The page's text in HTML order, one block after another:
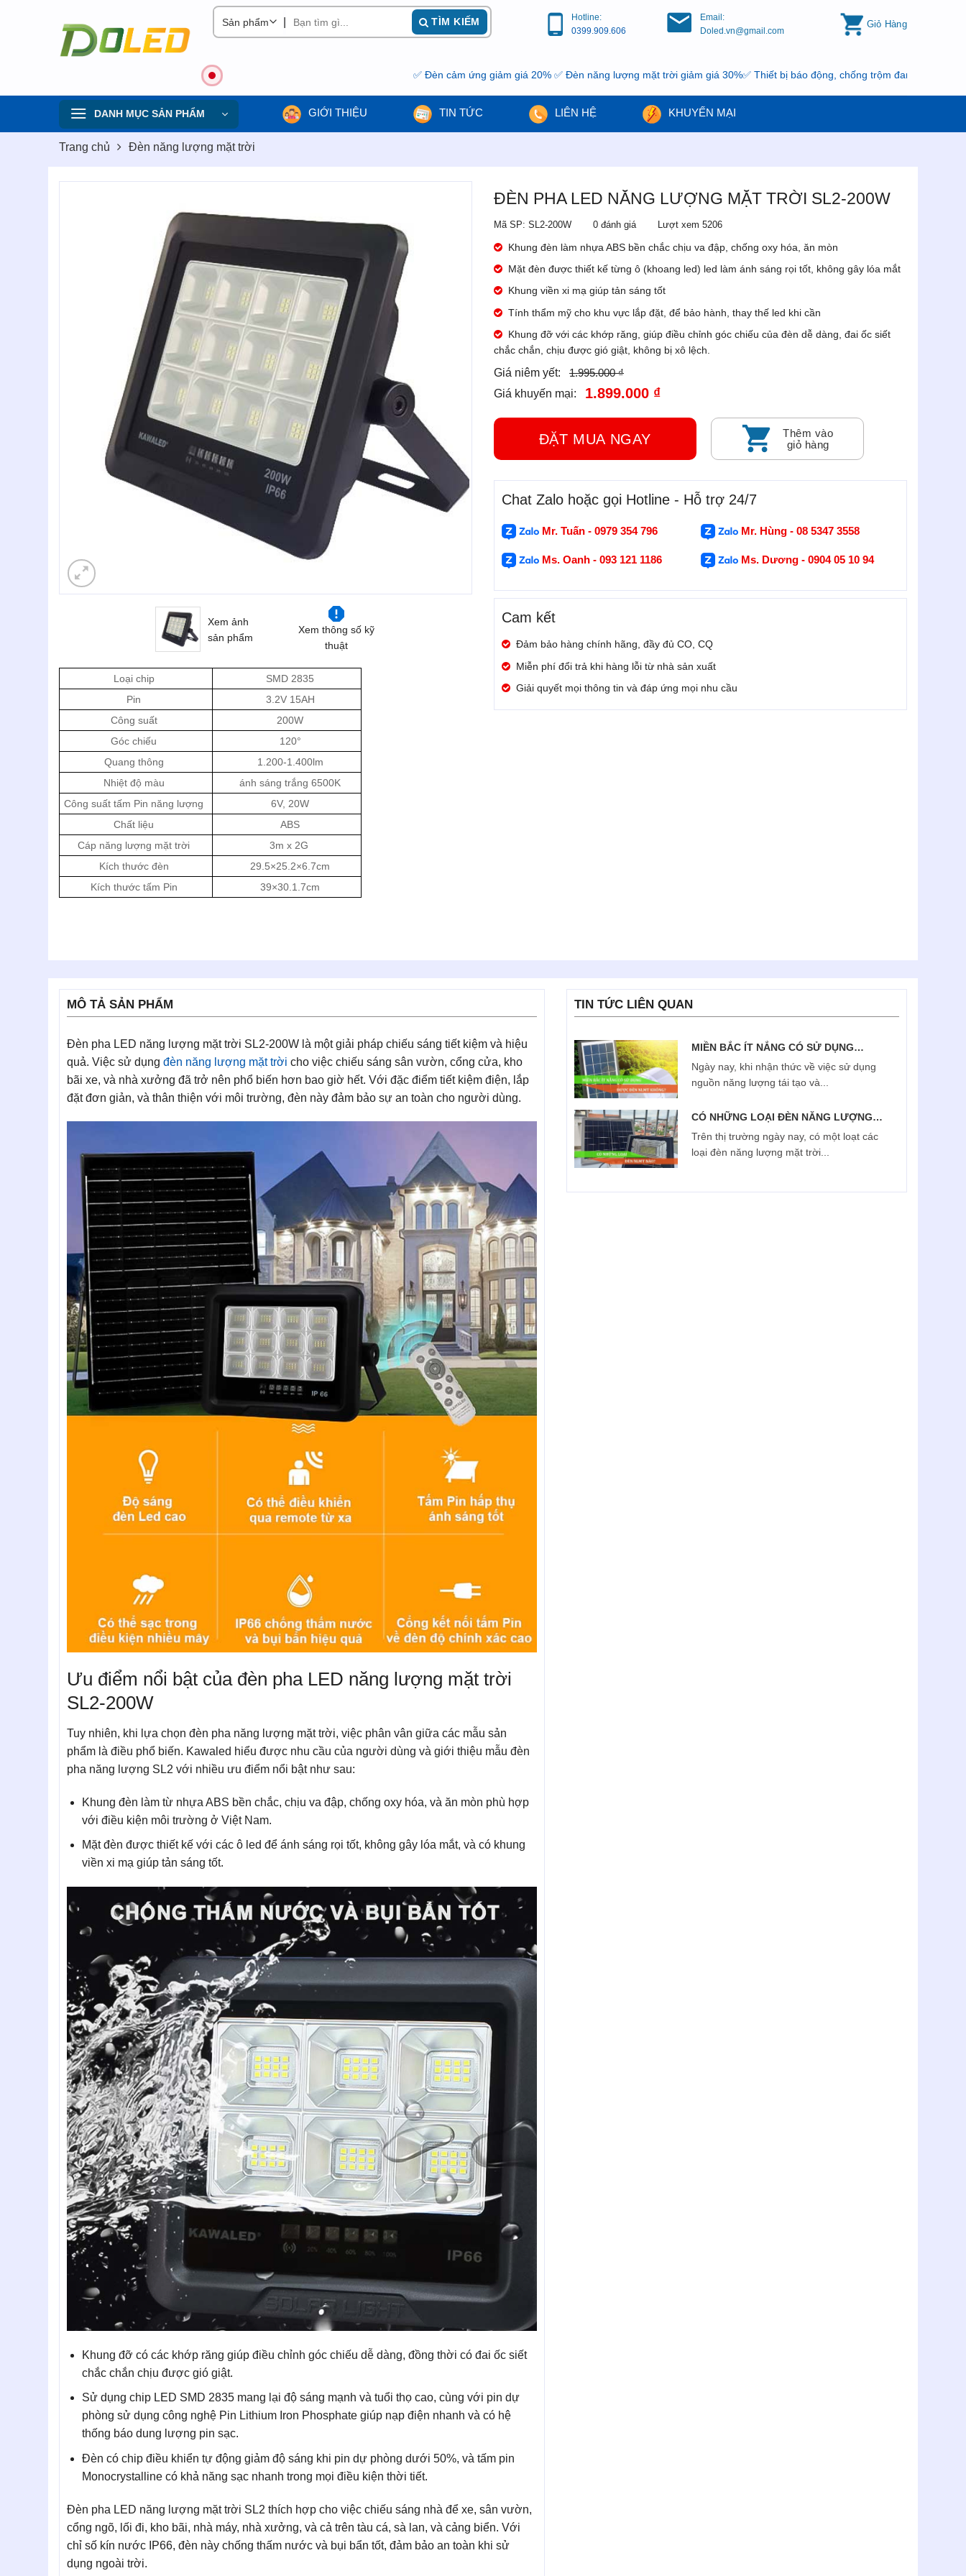
TÌM KIẾM
Hotline:
0399.909.606
Email:
Doled.vn@gmail.com
Giỏ Hàng
✅ Đèn cảm ứng giảm giá 20% ✅ Đèn năng lượng mặt trời giảm giá 30%✅ Thiết bị báo động, chống trộm đang có khuyến mại,
DANH MỤC SẢN PHẨM GIỚI THIỆU TIN TỨC LIÊN HỆ KHUYẾN MẠI
Trang chủ Đèn năng lượng mặt trời
Xem ảnh
sản phẩm
Xem thông số kỹ
thuật
Loại chip
SMD 2835
Pin
3.2V 15AH
Công suất
200W
Góc chiếu
120°
Quang thông
1.200-1.400lm
Nhiệt độ màu
ánh sáng trắng 6500K
Công suất tấm Pin năng lượng
6V, 20W
Chất liệu
ABS
Cáp năng lượng mặt trời
3m x 2G
Kích thước đèn
29.5×25.2×6.7cm
Kích thước tấm Pin
39×30.1.7cm
ĐÈN PHA LED NĂNG LƯỢNG MẶT TRỜI SL2-200W
Mã SP: SL2-200W 0 đánh giá Lượt xem 5206
Khung đèn làm nhựa ABS bền chắc chịu va đập, chống oxy hóa, ăn mòn
Mặt đèn được thiết kế từng ô (khoang led) led làm ánh sáng rọi tốt, không gây lóa mắt
Khung viền xi mạ giúp tản sáng tốt
Tính thẩm mỹ cho khu vực lắp đặt, để bảo hành, thay thế led khi cần
Khung đỡ với các khớp răng, giúp điều chỉnh góc chiếu của đèn dễ dàng, đai ốc siết
chắc chắn, chịu được gió giật, không bị xô lệch.
Giá niêm yết:
1.995.000 ₫
Giá khuyến mại:
1.899.000 ₫
ĐẶT MUA NGAY
Thêm vào
giỏ hàng
Chat Zalo hoặc gọi Hotline - Hỗ trợ 24/7
Mr. Tuấn - 0979 354 796 Mr. Hùng - 08 5347 3558
Ms. Oanh - 093 121 1186 Ms. Dương - 0904 05 10 94
Cam kết
Đảm bảo hàng chính hãng, đầy đủ CO, CQ
Miễn phí đổi trả khi hàng lỗi từ nhà sản xuất
Giải quyết mọi thông tin và đáp ứng mọi nhu cầu
MÔ TẢ SẢN PHẨM
Đèn pha LED năng lượng mặt trời SL2-200W là một giải pháp chiếu sáng tiết kiệm và hiệu
quả. Việc sử dụng đèn năng lượng mặt trời cho việc chiếu sáng sân vườn, cổng cửa, kho
bãi xe, và nhà xưởng đã trở nên phổ biến hơn bao giờ hết. Với đặc điểm tiết kiệm điện, lắp
đặt đơn giản, và thân thiện với môi trường, đèn này đảm bảo sự an toàn cho người dùng.
Ưu điểm nổi bật của đèn pha LED năng lượng mặt trời
SL2-200W
Tuy nhiên, khi lựa chọn đèn pha năng lượng mặt trời, việc phân vân giữa các mẫu sản
phẩm là điều phổ biến. Kawaled hiểu được nhu cầu của người dùng và giới thiệu mẫu đèn
pha năng lượng SL2 với nhiều ưu điểm nổi bật như sau:
Khung đèn làm từ nhựa ABS bền chắc, chịu va đập, chống oxy hóa, và ăn mòn phù hợp
với điều kiện môi trường ở Việt Nam.
Mặt đèn được thiết kế với các ô led để ánh sáng rọi tốt, không gây lóa mắt, và có khung
viền xi mạ giúp tản sáng tốt.
Khung đỡ có các khớp răng giúp điều chỉnh góc chiếu dễ dàng, đồng thời có đai ốc siết
chắc chắn chịu được gió giật.
Sử dụng chip LED SMD 2835 mang lại độ sáng mạnh và tuổi thọ cao, cùng với pin dự
phòng sử dụng công nghệ Pin Lithium Iron Phosphate giúp nạp điện nhanh và có hệ
thống báo dung lượng pin sạc.
Đèn có chip điều khiển tự động giảm độ sáng khi pin dự phòng dưới 50%, và tấm pin
Monocrystalline có khả năng sạc nhanh trong mọi điều kiện thời tiết.
Đèn pha LED năng lượng mặt trời SL2 thích hợp cho việc chiếu sáng nhà để xe, sân vườn,
cổng ngõ, lối đi, kho bãi, nhà máy, nhà xưởng, và cả trên tàu cá, sà lan, và cảng biển. Với
chỉ số kín nước IP66, đèn này chống thấm nước và bụi bẩn tốt, đảm bảo an toàn khi sử
dụng ngoài trời.
TIN TỨC LIÊN QUAN
MIỀN BẮC ÍT NẮNG CÓ SỬ DỤNG
ĐƯỢC ĐÈN NĂNG LƯỢNG MẶT TRỜI
KHÔNG?
Ngày nay, khi nhận thức về việc sử dụng
nguồn năng lượng tái tạo và...
CÓ NHỮNG LOẠI ĐÈN NĂNG LƯỢNG
Trên thị trường ngày nay, có một loạt các
loại đèn năng lượng mặt trời...